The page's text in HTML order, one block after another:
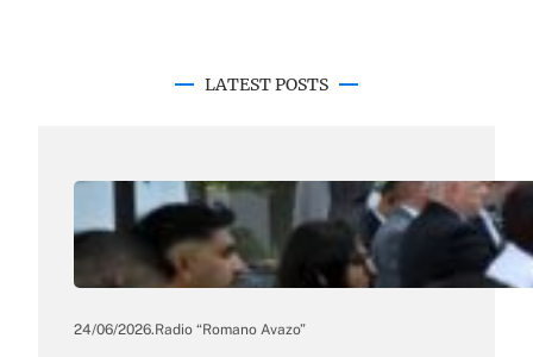
LATEST POSTS
24/06/2026.Radio “Romano Avazo”